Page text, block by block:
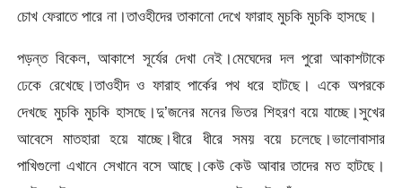
চোখ ফেরাতে পারে না।তাওহীদের তাকানো দেখে ফারাহ মুচকি মুচকি হাসছে।
পড়ন্ত বিকেল, আকাশে সূর্যের দেখা নেই।মেঘেদের দল পুরো আকাশটাকে
ঢেকে রেখেছে।তাওহীদ ও ফারাহ পার্কের পথ ধরে হাটছে। একে অপরকে
দেখছে মুচকি মুচকি হাসছে।দু’জনের মনের ভিতর শিহরণ বয়ে যাচ্ছে।সুখের
আবেসে মাতহারা হয়ে যাচ্ছে।ধীরে ধীরে সময় বয়ে চলেছে।ভালোবাসার
পাখিগুলো এখানে সেখানে বসে আছে।কেউ কেউ আবার তাদের মত হাটছে।